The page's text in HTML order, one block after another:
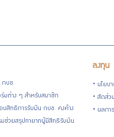
กบข.
มต่าง ๆ สำหรับสมาชิก
บสิทธิการรับเงิน กบข. คงค้าง
มช่วยสรุปทายาทผู้มีสิทธิรับเงิน
ลงทุน
นโยบ
สัดส่ว
ผลการ